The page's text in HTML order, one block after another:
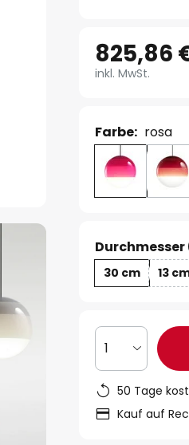
825,86
inkl. MwSt.
Farbe: rosa
30 cm 13
1
50 Tage
Kauf auf